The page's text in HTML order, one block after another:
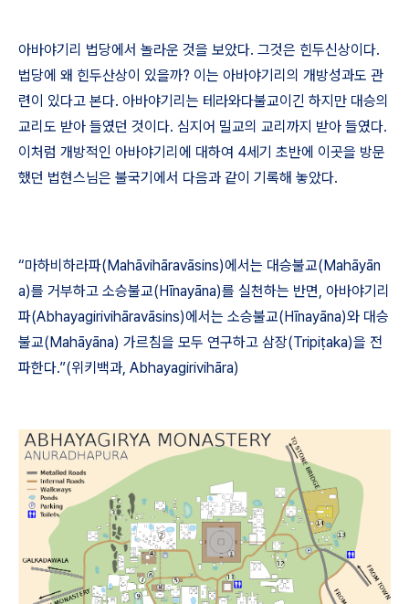
아바야기리 법당에서 놀라운 것을 보았다. 그것은 힌두신상이다.
법당에 왜 힌두산상이 있을까? 이는 아바야기리의 개방성과도 관
련이 있다고 본다. 아바야기리는 테라와다불교이긴 하지만 대승의
교리도 받아 들였던 것이다. 심지어 밀교의 교리까지 받아 들였다.
이처럼 개방적인 아바야기리에 대하여 4세기 초반에 이곳을 방문
했던 법현스님은 불국기에서 다음과 같이 기록해 놓았다.
“마하비하라파(Mahāvihāravāsins)에서는 대승불교(Mahāyān
a)를 거부하고 소승불교(Hīnayāna)를 실천하는 반면, 아바야기리
파(Abhayagirivihāravāsins)에서는 소승불교(Hīnayāna)와 대승
불교(Mahāyāna) 가르침을 모두 연구하고 삼장(Tripiṭaka)을 전
파한다.”(위키백과, Abhayagirivihāra)